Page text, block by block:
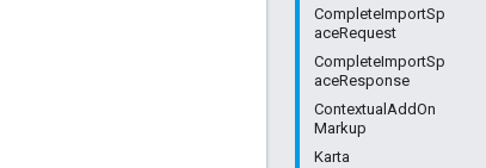
CompleteImportSp
aceRequest
CompleteImportSp
aceResponse
ContextualAddOn
Markup
Karta